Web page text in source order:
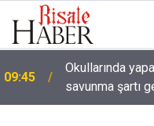
09:45
Okullarında
savunma şartı